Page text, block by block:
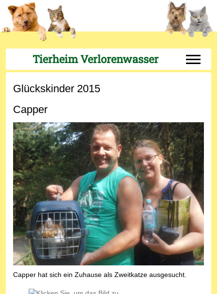
Tierheim Verlorenwasser Off-
Glückskinder 2015
Capper
Capper hat sich ein Zuhause als Zweitkatze ausgesucht.